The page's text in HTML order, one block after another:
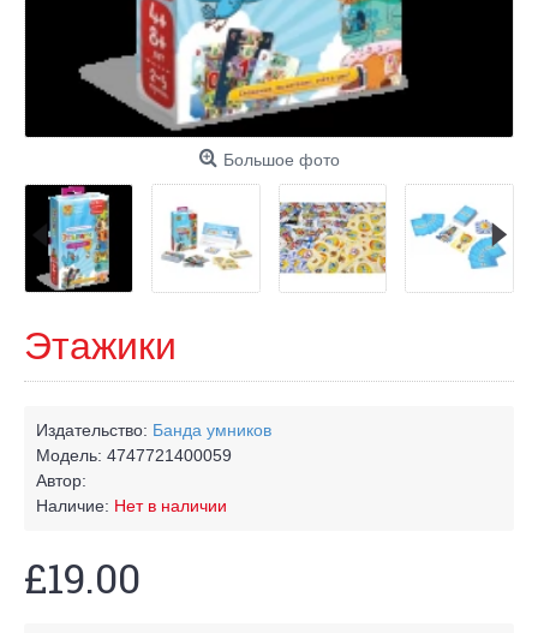
Большое фото
Этажики
Издательство: Банда умников
Модель: 4747721400059
Автор:
Наличие: Нет в наличии
£19.00